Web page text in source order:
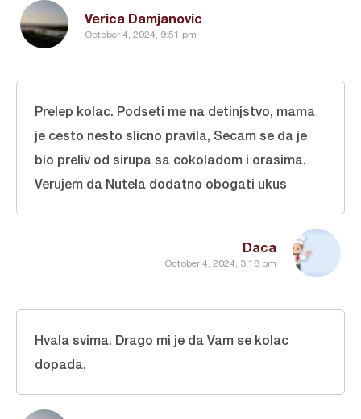
Verica Damjanovic
October 4, 2024, 9:51 pm
Daca
October 4, 2024, 3:18 pm
Prelep kolac. Podseti me na detinjstvo, mama
je cesto nesto slicno pravila, Secam se da je
bio preliv od sirupa sa cokoladom i orasima.
Verujem da Nutela dodatno obogati ukus
Hvala svima. Drago mi je da Vam se kolac
dopada.